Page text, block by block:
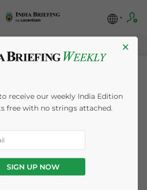
les
au e-
byIndia Briefing
×
receive our weekly India Edition
free with no strings attached.
SIGN UP NOW